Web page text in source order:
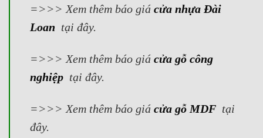
=>>> Xem thêm báo giá cửa nhựa Đài
Loan tại đây.
=>>> Xem thêm báo giá cửa gỗ công
nghiệptại đây.
=>>> Xem thêm báo giá cửa gỗ MDF tại
đây.